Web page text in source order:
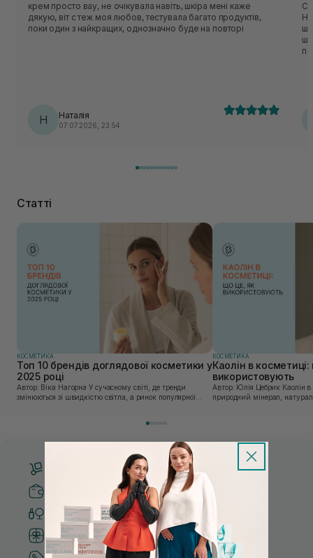
крем просто вау, не очікувала навіть, шкіра мені каже
дякую, віт с теж моя любов, тестувала багато продуктів,
поки один з найкращих, однозначно буде на повторі
Н Наталія
07.07.2026, 23:54
Статті
КОСМЕТИКА
Топ 10 брендів доглядової косметики у
2025 році
Автор: Віка Нагорна У сучасному світі, де тренди
змінюються зі швидкістю світла, а ринок популярної
КОСМЕТИКА
Каолін в
використовують
Автор: Юлія Цебрик Каолін в косметології – це
природний мінерал,
Безкоштовна доставка від 3000 UAH
Безпечні способи оплати
Тільки оригінальна косметика
Система бонусів та лояльності